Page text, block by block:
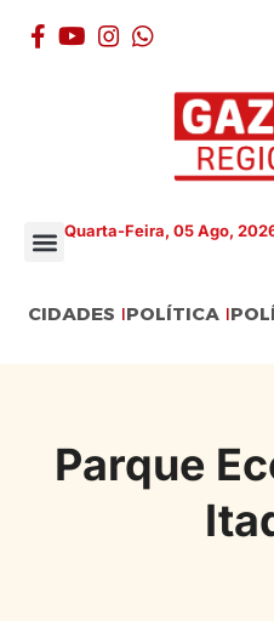
Quarta-Feira, 05 Ago,
CIDADES POLÍTICA
Parque